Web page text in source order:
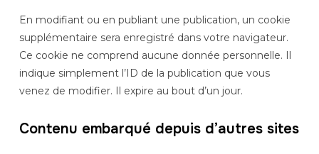
En modifiant ou en publiant une publication, un cookie
supplémentaire sera enregistré dans votre navigateur.
Ce cookie ne comprend aucune donnée personnelle. Il
indique simplement l’ID de la publication que vous
venez de modifier. Il expire au bout d’un jour.
Contenu embarqué depuis d’autres sites